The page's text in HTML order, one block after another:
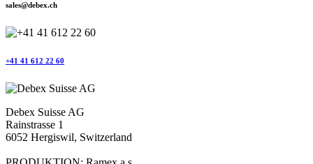
sales@debex.ch
+41 41 612 22 60
Debex Suisse AG
Rainstrasse 1
6052 Hergiswil, Switzerland